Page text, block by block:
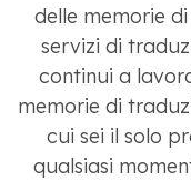
delle memorie
servizi di
continui a
memorie di
cui sei il solo
qualsiasi